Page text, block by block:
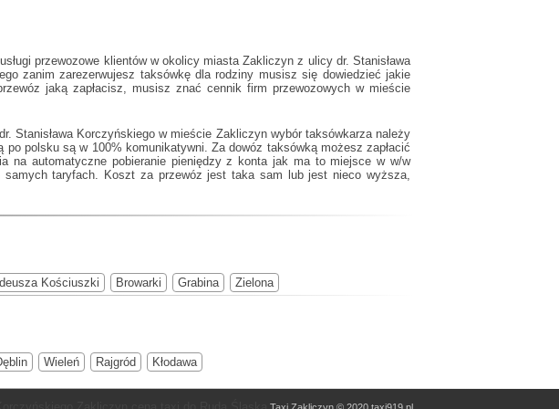
przewozowe klientów w okolicy miasta Zakliczyn z ulicy dr. Stanisława
zanim zarezerwujesz taksówkę dla rodziny musisz się dowiedzieć jakie
jaką zapłacisz, musisz znać cennik firm przewozowych w mieście
Stanisława Korczyńskiego w mieście Zakliczyn wybór taksówkarza należy
polsku są w 100% komunikatywni. Za dowóz taksówką możesz zapłacić
na automatyczne pobieranie pieniędzy z konta jak ma to miejsce w w/w
taryfach. Koszt za przewóz jest taka sam lub jest nieco wyższa,
Kościuszki Browarki Grabina Zielona
Wieleń Rajgród Kłodawa